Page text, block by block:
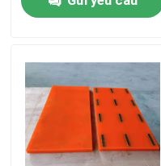
Video
Tham quan nhà máy